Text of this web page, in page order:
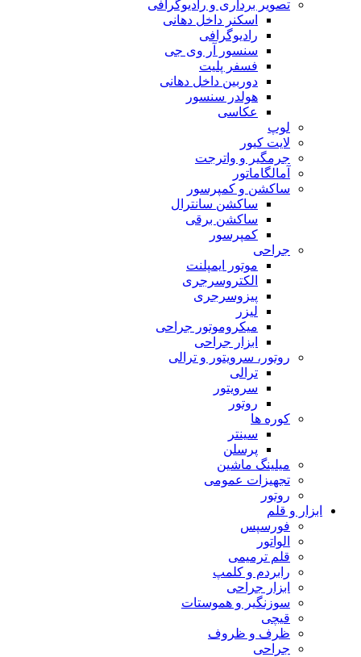
تصویر برداری و رادیوگرافی
اسکنر داخل دهانی
رادیوگرافی
سنسور آر وی جی
فسفر پلیت
دوربین داخل دهانی
هولدر سنسور
عکاسی
لوپ
لایت کیور
جرمگیر و واترجت
آمالگاماتور
ساکشن و کمپرسور
ساکشن سانترال
ساکشن برقی
کمپرسور
جراحی
موتور ایمپلنت
الکتروسرجری
پیزوسرجری
لیزر
میکروموتور جراحی
ابزار جراحی
روتور، سرویتور و ترالی
ترالی
سرویتور
روتور
کوره ها
سینتر
پرسلن
میلینگ ماشین
تجهیزات عمومی
روتور
ابزار و قلم
فورسپس
الواتور
قلم ترمیمی
رابردم و کلمپ
ابزار جراحی
سوزنگیر و هموستات
قیچی
ظرف و ظروف
جراحی